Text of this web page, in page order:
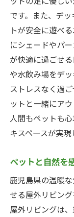
です。また、デ
トが安全に遊べ
にシェードやパ
が快適に過ごせ
や水飲み場をデ
ストレスなく過
ットと一緒にア
人間もペットも
キスペースが実現
ペットと自然を
鹿児島県の温暖
せる屋外リビン
屋外リビングは